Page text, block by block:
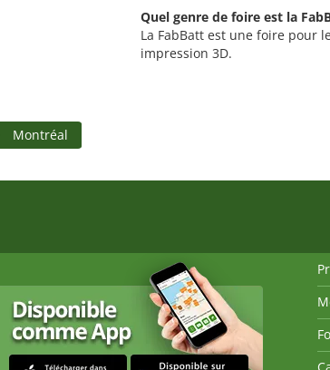
Quel genre de foire est la
La FabBatt est une foire pour
impression 3D.
Montréal